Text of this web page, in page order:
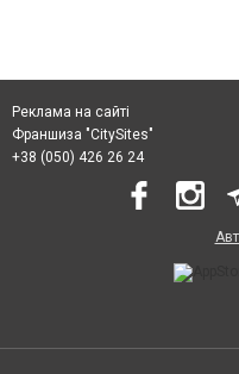
Реклама на сайті
Франшиза "CitySites"
+38 (050) 426 26 24